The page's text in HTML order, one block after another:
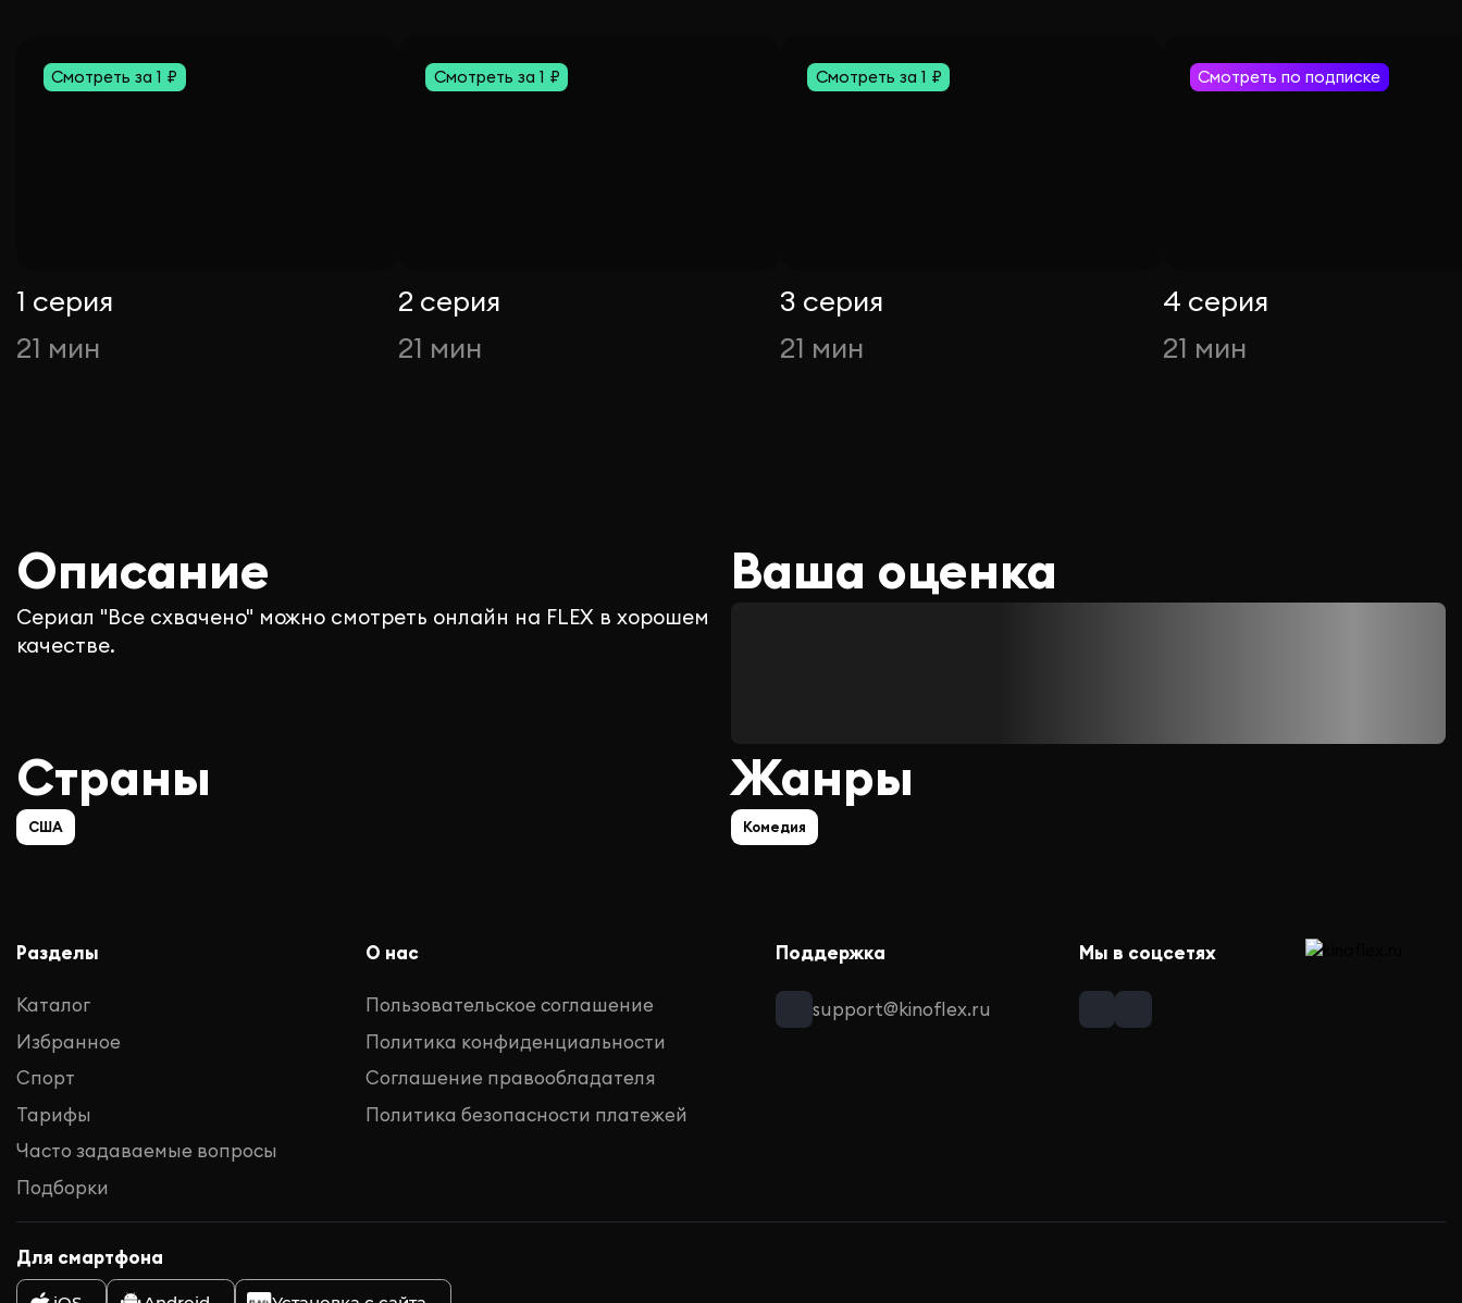
Смотреть за 1 ₽
1 серия
21 мин
Смотреть за 1 ₽
2 серия
21 мин
Смотреть за 1 ₽
3 серия
21 мин
Смотреть по подписке
4 серия
21 мин
Описание
Сериал "Все схвачено" можно смотреть онлайн на FLEX в хорошем
качестве.
Ваша оценка
Страны
США
Жанры
Комедия
Разделы
Каталог
Избранное
Спорт
Тарифы
Часто задаваемые вопросы
Подборки
О нас
Пользовательское соглашение
Политика конфиденциальности
Соглашение правообладателя
Политика безопасности платежей
Поддержка
support@kinoflex.ru
Мы в соцсетях
Для смартфона